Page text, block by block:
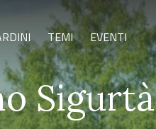
TEMI EVENTI
Sigurtà